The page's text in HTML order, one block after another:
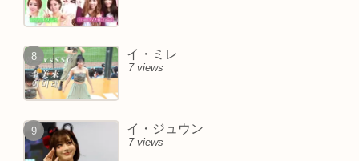
イ・ミレ
7 views
イ・ジュウン
7 views